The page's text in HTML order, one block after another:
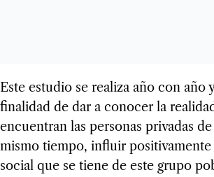
Este estudio se realiza año con año
finalidad de dar a conocer la
encuentran las personas privadas
mismo tiempo, influir
social que se tiene de este grupo